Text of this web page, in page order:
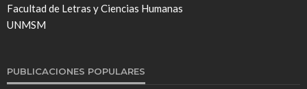
Facultad de Letras y Ciencias Humanas
UNMSM
PUBLICACIONES POPULARES